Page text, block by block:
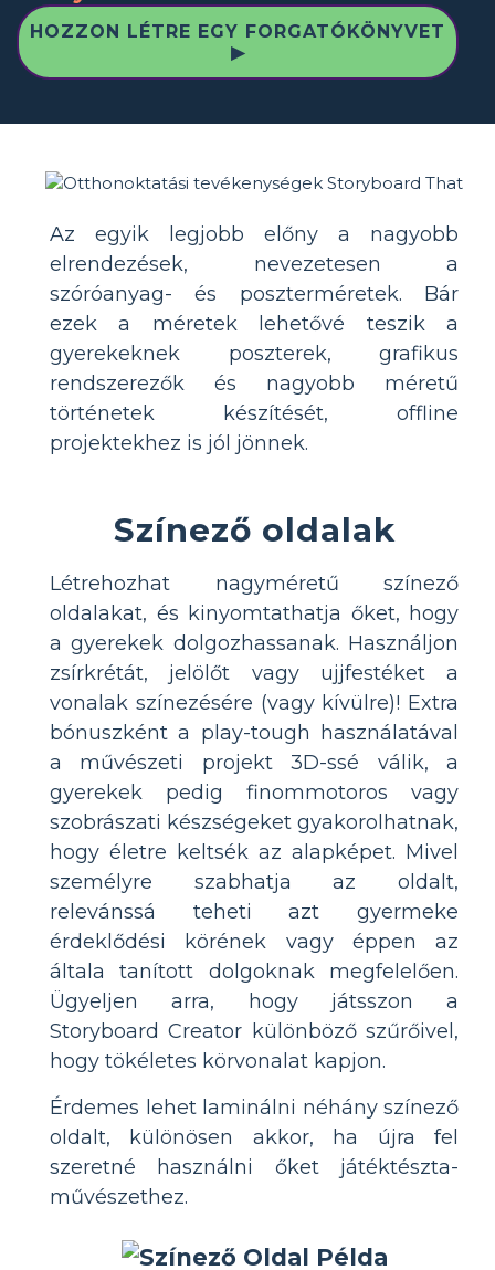
HOZZON LÉTRE EGY FORGATÓKÖNYVET
▶
Az egyik legjobb előny a nagyobb
elrendezések, nevezetesen a
szóróanyag- és poszterméretek. Bár
ezek a méretek lehetővé teszik a
gyerekeknek poszterek, grafikus
rendszerezők és nagyobb méretű
történetek készítését, offline
projektekhez is jól jönnek.
Színező oldalak
Létrehozhat nagyméretű színező
oldalakat, és kinyomtathatja őket, hogy
a gyerekek dolgozhassanak. Használjon
zsírkrétát, jelölőt vagy ujjfestéket a
vonalak színezésére (vagy kívülre)! Extra
bónuszként a play-tough használatával
a művészeti projekt 3D-ssé válik, a
gyerekek pedig finommotoros vagy
szobrászati készségeket gyakorolhatnak,
hogy életre keltsék az alapképet. Mivel
személyre szabhatja az oldalt,
relevánssá teheti azt gyermeke
érdeklődési körének vagy éppen az
általa tanított dolgoknak megfelelően.
Ügyeljen arra, hogy játsszon a
Storyboard Creator különböző szűrőivel,
hogy tökéletes körvonalat kapjon.
Érdemes lehet laminálni néhány színező
oldalt, különösen akkor, ha újra fel
szeretné használni őket játéktészta-
művészethez.